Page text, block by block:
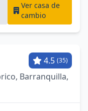
Ver casa de
cambio
4.5 (35)
Barranquilla,